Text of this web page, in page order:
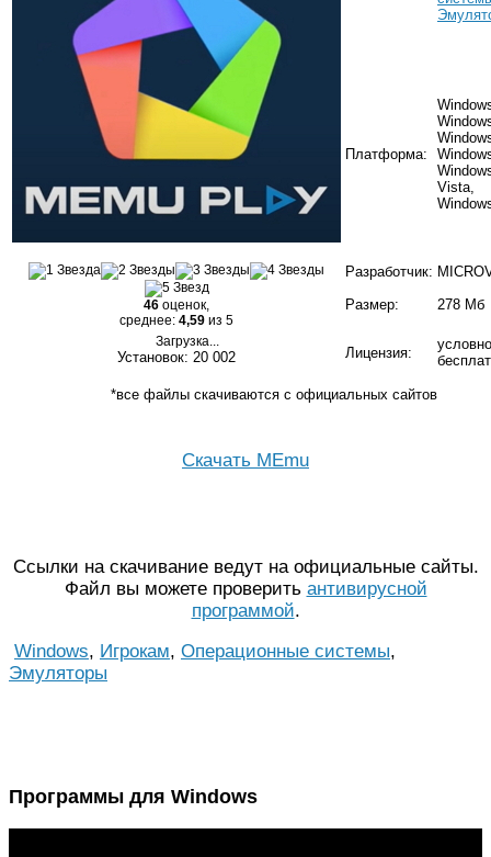
46 оценок,
среднее: 4,59 из 5
Загрузка...
Установок: 20 002
Платформа:
Vista,
Разработчик:
Размер:
278 Мб
Лицензия:
*все файлы скачиваются с официальных сайтов
Скачать MEmu
Ссылки на скачивание ведут на официальные сайты.
Файл вы можете проверить антивирусной
программой.
Windows, Игрокам, Операционные системы,
Эмуляторы
Программы для Windows